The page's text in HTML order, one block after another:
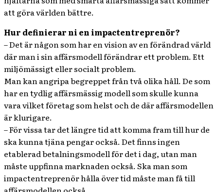
att göra världen bättre.
Hur definierar ni en impactentreprenör?
– Det är någon som har en vision av en förändrad värld
där man i sin affärsmodell förändrar ett problem. Ett
miljömässigt eller socialt problem.
Man kan angripa begreppet från två olika håll. De som
har en tydlig affärsmässig modell som skulle kunna
vara vilket företag som helst och de där affärsmodellen
är klurigare.
– För vissa tar det längre tid att komma fram till hur de
ska kunna tjäna pengar också. Det finns ingen
etablerad betalningsmodell för det i dag, utan man
måste uppfinna marknaden också. Ska man som
impactentreprenör hålla över tid måste man få till